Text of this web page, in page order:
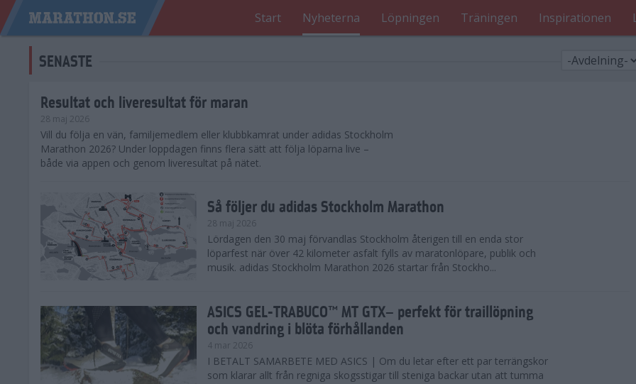
Start Nyheterna Löpningen Träningen Inspirationen
SENASTE
Resultat och liveresultat för maran
28 maj 2026
​Vill du följa en vän, familjemedlem eller klubbkamrat under adidas Stockholm
Marathon 2026? Under loppdagen finns flera sätt att följa löparna live –
både via appen och genom liveresultat på nätet.
Så följer du adidas Stockholm Marathon
28 maj 2026
Lördagen den 30 maj förvandlas Stockholm återigen till en enda stor
löparfest när över 42 kilometer asfalt fylls av maratonlöpare, publik och
musik. adidas Stockholm Marathon 2026 startar från Stockho...
ASICS GEL-TRABUCO™ MT GTX– perfekt för traillöpning
och vandring i blöta förhållanden
4 mar 2026
I BETALT SAMARBETE MED ASICS | Om du letar efter ett par terrängskor
som klarar allt från regniga skogsstigar till steniga backar utan att tumma